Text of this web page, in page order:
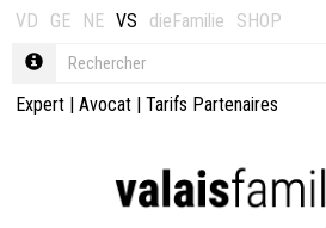
VD GE NE VS dieFamilie SHOP
Expert | Avocat | Tarifs Partenaires